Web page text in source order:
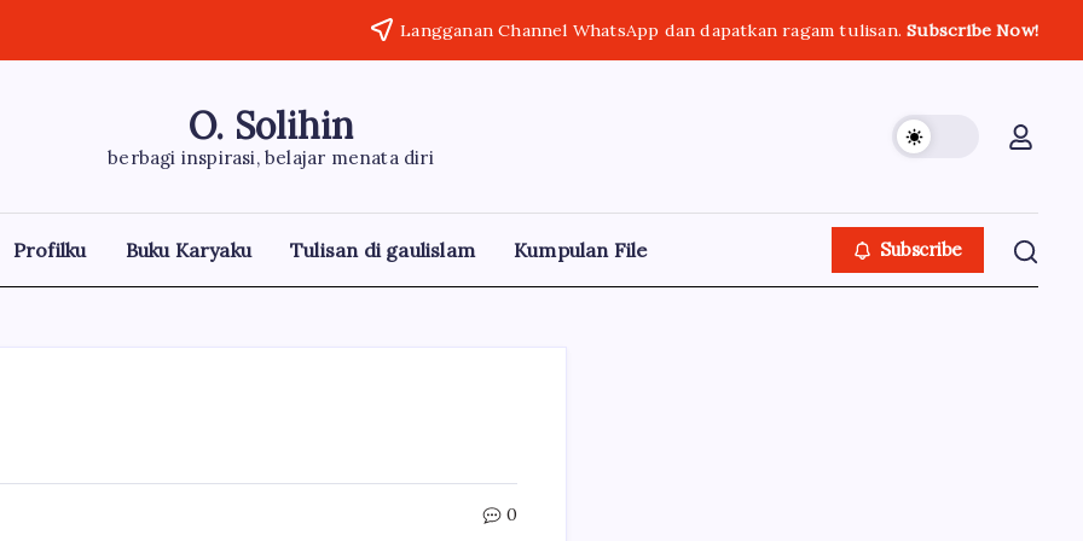
Langganan Channel WhatsApp dan dapatkan ragam tulisan.Subscribe Now!
O. Solihin
berbagi inspirasi, belajar menata diri
Profilku Buku Karyaku Tulisan di gaulislam Kumpulan File Subscribe
0